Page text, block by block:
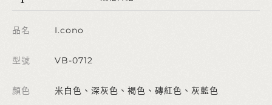
品名 I.cono
型號 VB-0712
顏色 米白色、深灰色、褐色、磚紅色、灰藍色